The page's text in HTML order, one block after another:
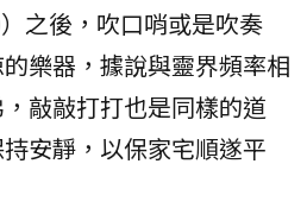
之後，吹口哨或是吹奏
樂器，據說與靈界頻率相
敲敲打打也是同樣的道
安靜，以保家宅順遂平